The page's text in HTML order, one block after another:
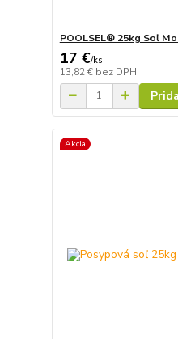
POOLSEL® 25kg Soľ
17 €/ks
13,82 € bez DPH
Akcia